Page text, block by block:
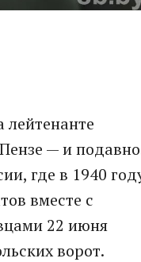
лейтенанте
— и
где в 1940
вместе с
22 июня
ворот.